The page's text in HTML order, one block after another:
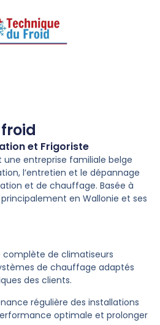
et Frigoriste
une entreprise familiale belge
l’entretien et le dépannage
et de chauffage. Basée à
en Wallonie et ses
complète de climatiseurs
de chauffage adaptés
des clients.
régulière des installations
optimale et prolonger